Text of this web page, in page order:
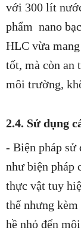
với 300 lít
phẩm nano
HLC vừa
tốt, mà còn an
môi trường,
2.4. Sử dụng
- Biện pháp sử
như biện pháp
thực vật tuy
thế nhưng
hề nhỏ đến